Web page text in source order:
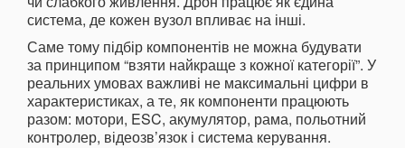
система, де кожен вузол впливає на інші.
Саме тому підбір компонентів не можна будувати
за принципом “взяти найкраще з кожної категорії”. У
реальних умовах важливі не максимальні цифри в
характеристиках, а те, як компоненти працюють
разом: мотори, ESC, акумулятор, рама, польотний
контролер, відеозв’язок і система керування.